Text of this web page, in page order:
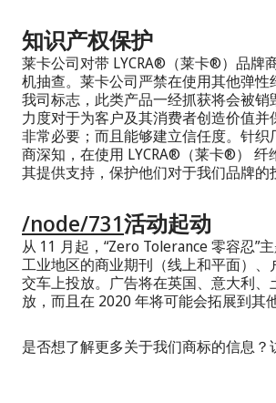
知识产权保护
莱卡公司对带 LYCRA®（莱卡®）品牌
机抽查。莱卡公司严禁在使用其他弹性
我司标志，此类产品一经抓获将会被销
力度对于为客户及其消费者创造价值并
非常必要；而且能够建立信任度。针织
商深知，在使用 LYCRA®（莱卡®） 纤
其提供支持，保护他们对于我们品牌的
/node/731活动起动
从 11 月起，“Zero Tolerance 零容忍”
工业地区的商业期刊（线上和平面）、
交车上投放。广告将在英国、意大利、
放，而且在 2020 年将可能会拓展到其
是否想了解更多关于我们商标的信息？